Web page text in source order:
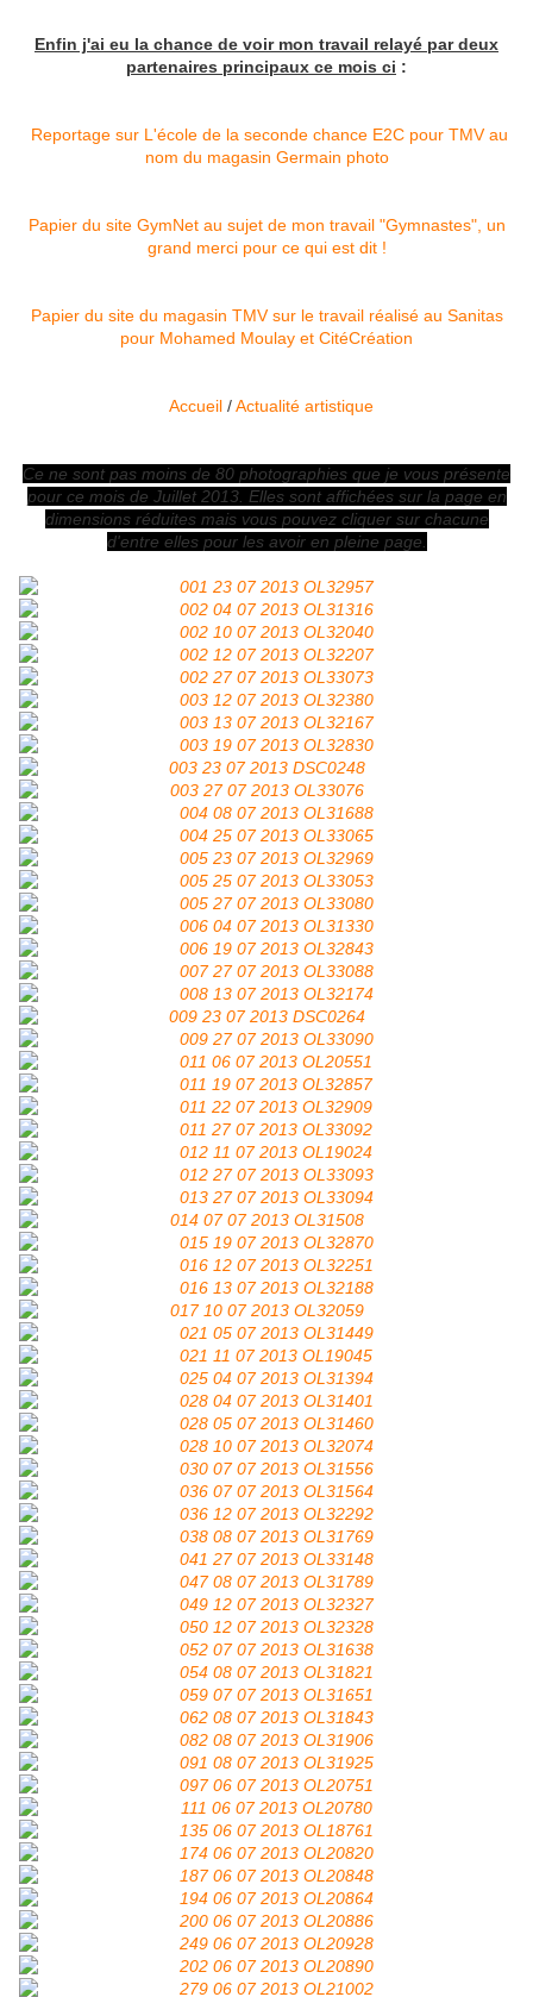
Enfin j'ai eu la chance de voir mon travail relayé par deux
partenaires principaux ce mois ci :
Reportage sur L'école de la seconde chance E2C pour TMV au
nom du magasin Germain photo
Papier du site GymNet au sujet de mon travail "Gymnastes", un
grand merci pour ce qui est dit !
Papier du site du magasin TMV sur le travail réalisé au Sanitas
pour Mohamed Moulay et CitéCréation
Accueil/Actualité artistique
Ce ne sont pas moins de 80 photographies que je vous présente
pour ce mois de Juillet 2013. Elles sont affichées sur la page en
dimensions réduites mais vous pouvez cliquer sur chacune
d'entre elles pour les avoir en pleine page.